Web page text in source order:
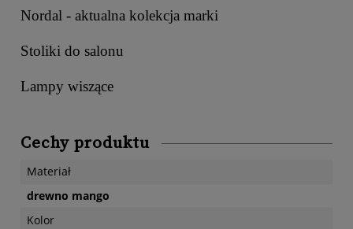
Nordal - aktualna kolekcja marki
Stoliki do salonu
Lampy wiszące
Cechy produktu
Materiał
drewno mango
Kolor